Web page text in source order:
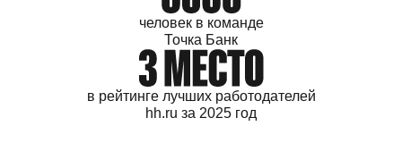
человек в команде
Точка Банк
в рейтинге лучших работодателей
hh.ru за 2025 год